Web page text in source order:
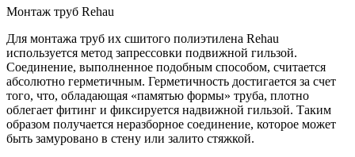
Монтаж труб Rehau
Для монтажа труб их сшитого полиэтилена Rehau
используется метод запрессовки подвижной гильзой.
Соединение, выполненное подобным способом, считается
абсолютно герметичным. Герметичность достигается за счет
того, что, обладающая «памятью формы» труба, плотно
облегает фитинг и фиксируется надвижной гильзой. Таким
образом получается неразборное соединение, которое может
быть замуровано в стену или залито стяжкой.